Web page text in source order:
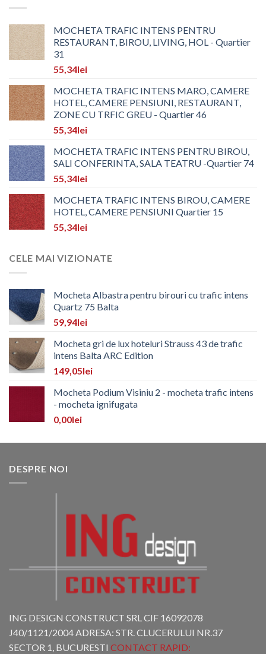
MOCHETA TRAFIC INTENS PENTRU
RESTAURANT, BIROU, LIVING, HOL - Quartier
31
55,34lei
MOCHETA TRAFIC INTENS MARO, CAMERE
HOTEL, CAMERE PENSIUNI, RESTAURANT,
ZONE CU TRFIC GREU - Quartier 46
55,34lei
MOCHETA TRAFIC INTENS PENTRU BIROU,
SALI CONFERINTA, SALA TEATRU -Quartier 74
55,34lei
MOCHETA TRAFIC INTENS BIROU, CAMERE
HOTEL, CAMERE PENSIUNI Quartier 15
55,34lei
CELE MAI VIZIONATE
Mocheta Albastra pentru birouri cu trafic intens
Quartz 75 Balta
59,94lei
Mocheta gri de lux hoteluri Strauss 43 de trafic
intens Balta ARC Edition
149,05lei
Mocheta Podium Visiniu 2 - mocheta trafic intens
- mocheta ignifugata
0,00lei
DESPRE NOI
ING DESIGN CONSTRUCT SRL CIF 16092078
J40/1121/2004 ADRESA: STR. CLUCERULUI NR.37
SECTOR 1, BUCURESTI CONTACT RAPID: